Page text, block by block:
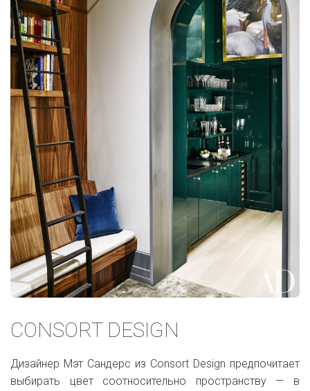
CONSORT DESIGN
Дизайнер Мэт Сандерс из Consort Design предпочитает
выбирать цвет соотносительно пространству — в